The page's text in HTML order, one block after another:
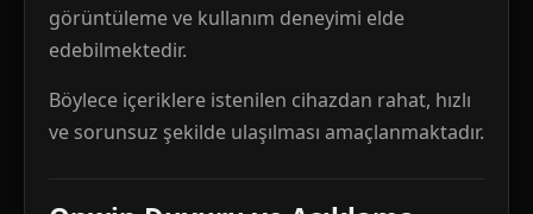
görüntüleme ve kullanım deneyimi elde
edebilmektedir.
Böylece içeriklere istenilen cihazdan rahat, hızlı
ve sorunsuz şekilde ulaşılması amaçlanmaktadır.